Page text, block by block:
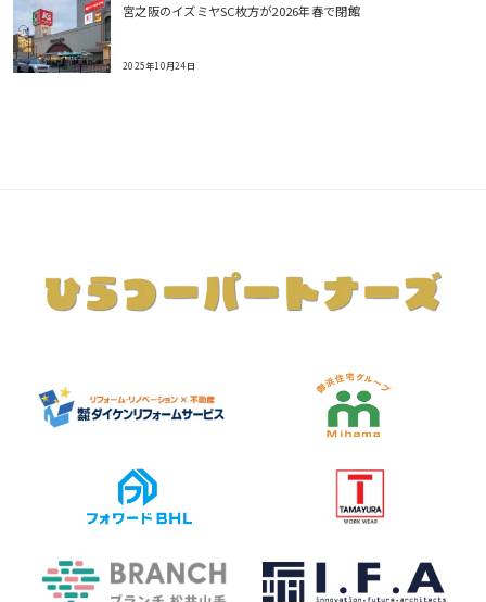
宮之阪のイズミヤSC枚方が2026年春で閉館
2025年10月24日